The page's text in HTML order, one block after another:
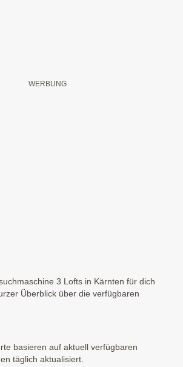
3 Lofts in Kärnten für dich
Überblick über die verfügbaren
basieren auf aktuell verfügbaren
täglich aktualisiert.